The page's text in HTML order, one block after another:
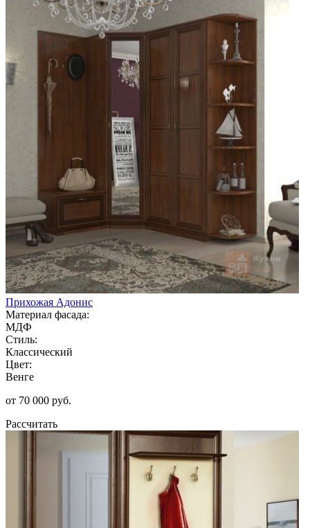
Прихожая Адонис
Материал фасада:
МДФ
Стиль:
Классический
Цвет:
Венге
от 70 000 руб.
Рассчитать